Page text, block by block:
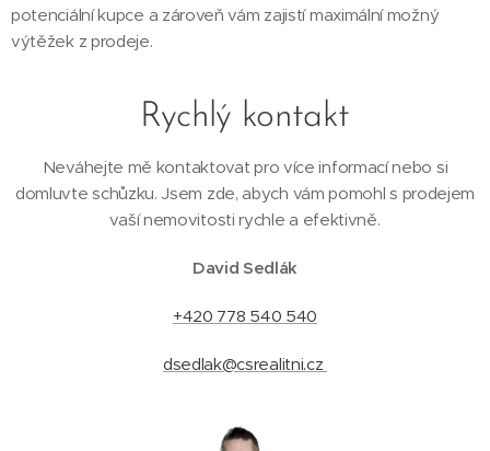
potenciální kupce a zároveň vám zajistí maximální možný
výtěžek z prodeje.
Rychlý kontakt
Neváhejte mě kontaktovat pro více informací nebo si
domluvte schůzku. Jsem zde, abych vám pomohl s prodejem
vaší nemovitosti rychle a efektivně.
David Sedlák
+420 778 540 540
dsedlak@csrealitni.cz